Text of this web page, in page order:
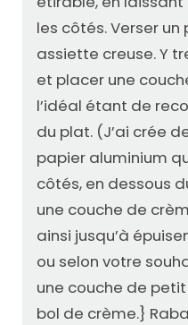
les côtés. Verser
assiette creuse. Y
et placer une
l’idéal étant de
du plat. (J’ai crée
papier aluminium
côtés, en dessous
une couche de
ainsi jusqu’à
ou selon votre
une couche de
bol de crème.}